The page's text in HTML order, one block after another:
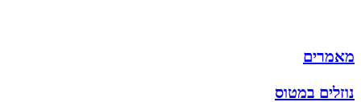
מאמרים
נוזלים במטוס